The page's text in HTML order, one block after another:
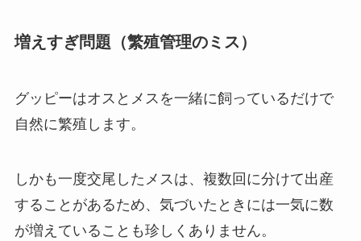
増えすぎ問題（繁殖管理のミス）
グッピーはオスとメスを一緒に飼っているだけで
自然に繁殖します。
しかも一度交尾したメスは、複数回に分けて出産
することがあるため、気づいたときには一気に数
が増えていることも珍しくありません。